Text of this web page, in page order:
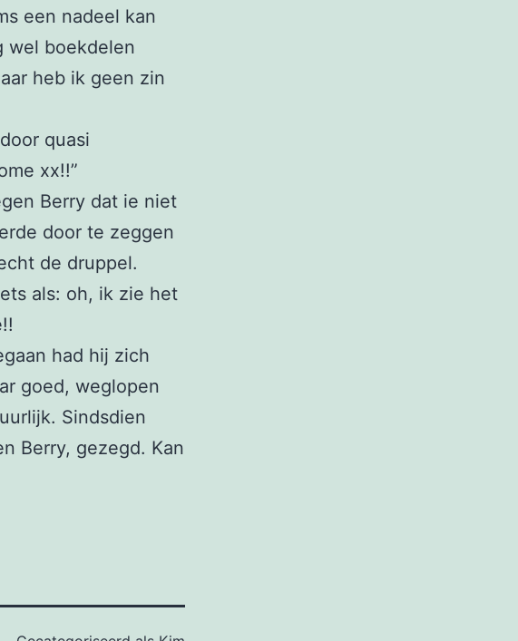
een nadeel kan
wel boekdelen
heb ik geen zin
quasi
xx!!”
Berry dat ie niet
door te zeggen
de druppel.
als: oh, ik zie het
had hij zich
goed, weglopen
Sindsdien
Berry, gezegd. Kan